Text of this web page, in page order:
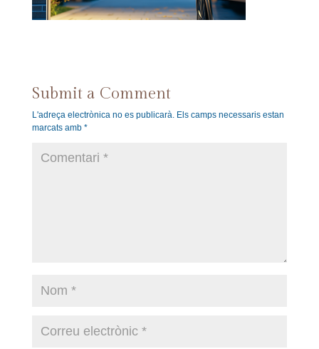
Submit a Comment
L'adreça electrònica no es publicarà. Els camps necessaris estan
marcats amb *